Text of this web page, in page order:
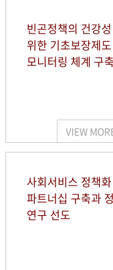
빈곤정책의 건강
위한 기초보장제
모니터링 체계 구축
VIEW
사회서비스 정책
파트너십 구축과
연구 선도